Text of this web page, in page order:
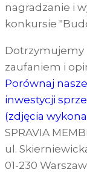
nagradzanie i
konkursie
Dotrzymujemy
zaufaniem i
Porównaj
inwestycji
(zdjęcia
SPRAVIA
ul.
01-230